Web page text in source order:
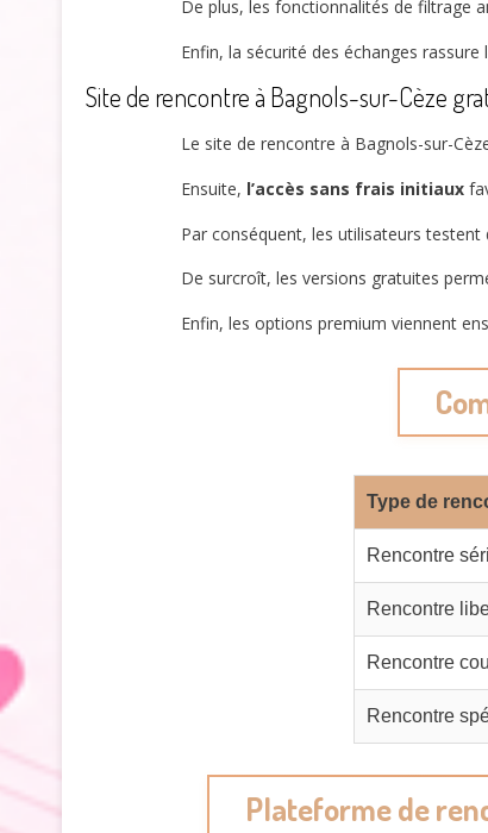
De plus, les fonctionnalités de filtrage
Enfin, la sécurité des échanges
Site de rencontre à Bagnols-sur-Cèze
Le site de rencontre à Bagnols-sur-
Ensuite, l’accès sans frais initiaux
Par conséquent, les utilisateurs testent
De surcroît, les versions gratuites
Enfin, les options premium viennent
Type de
Rencontre
Rencontre
Rencontre
Rencontre
Plateforme de